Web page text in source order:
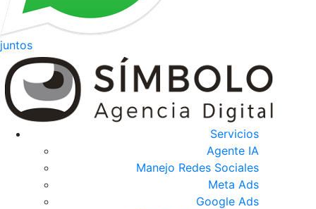
juntos
Servicios
Agente IA
Manejo Redes Sociales
Meta Ads
Google Ads